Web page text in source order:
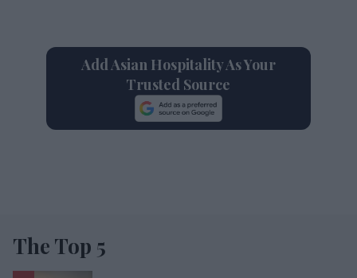
Add Asian Hospitality As Your
Trusted Source
The Top 5